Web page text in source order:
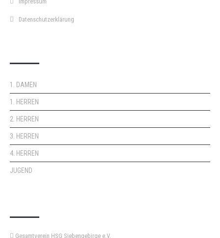
Datenschutzerklärung
1. DAMEN
1. HERREN
2. HERREN
3. HERREN
4. HERREN
JUGEND
Gesamtverein HSG Siebengebirge e.V.